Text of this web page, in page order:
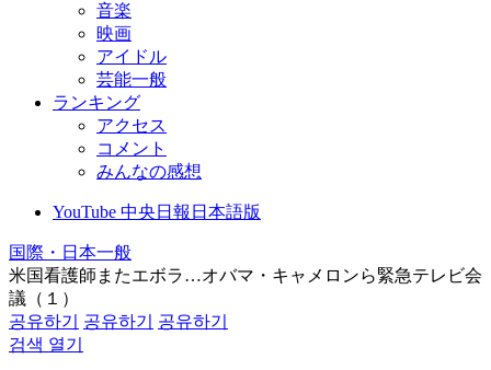
音楽
映画
アイドル
芸能一般
ランキング
アクセス
コメント
みんなの感想
YouTube 中央日報日本語版
国際・日本一般
米国看護師またエボラ…オバマ・キャメロンら緊急テレビ会
議（１）
공유하기
공유하기
공유하기
검색 열기